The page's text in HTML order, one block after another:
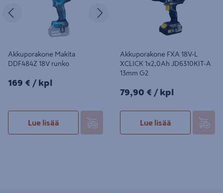
Akkuporakone Makita
DDF484Z 18V runko
169€/kpl
169 € / kpl
Lue lisää
Akkuporakone FXA 18V-L
XCLICK 1x2,0Ah JD6310KIT-A
13mm G2
79,90€/kpl
79,90 € / kpl
Lue lisää